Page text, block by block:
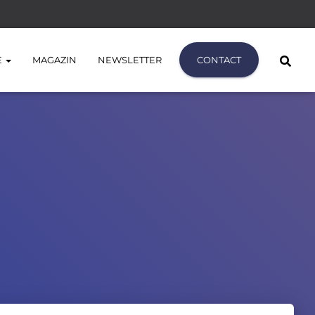
MAGAZIN NEWSLETTER CONTACT